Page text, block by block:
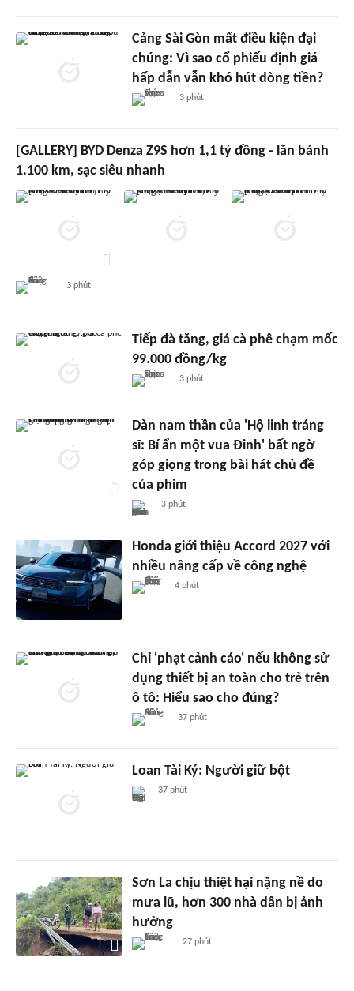
Cảng Sài Gòn mất điều kiện đại
chúng: Vì sao cổ phiếu định giá
hấp dẫn vẫn khó hút dòng tiền?
3 phút
[GALLERY] BYD Denza Z9S hơn 1,1 tỷ đồng - lăn bánh
1.100 km, sạc siêu nhanh
3 phút
Tiếp đà tăng, giá cà phê chạm mốc
99.000 đồng/kg
3 phút
Dàn nam thần của 'Hộ linh tráng
sĩ: Bí ẩn một vua Đinh' bất ngờ
góp giọng trong bài hát chủ đề
của phim
3 phút
Honda giới thiệu Accord 2027 với
nhiều nâng cấp về công nghệ
4 phút
Chỉ 'phạt cảnh cáo' nếu không sử
dụng thiết bị an toàn cho trẻ trên
ô tô: Hiểu sao cho đúng?
37 phút
Loan Tài Ký: Người giữ bột
37 phút
Sơn La chịu thiệt hại nặng nề do
mưa lũ, hơn 300 nhà dân bị ảnh
hưởng
27 phút